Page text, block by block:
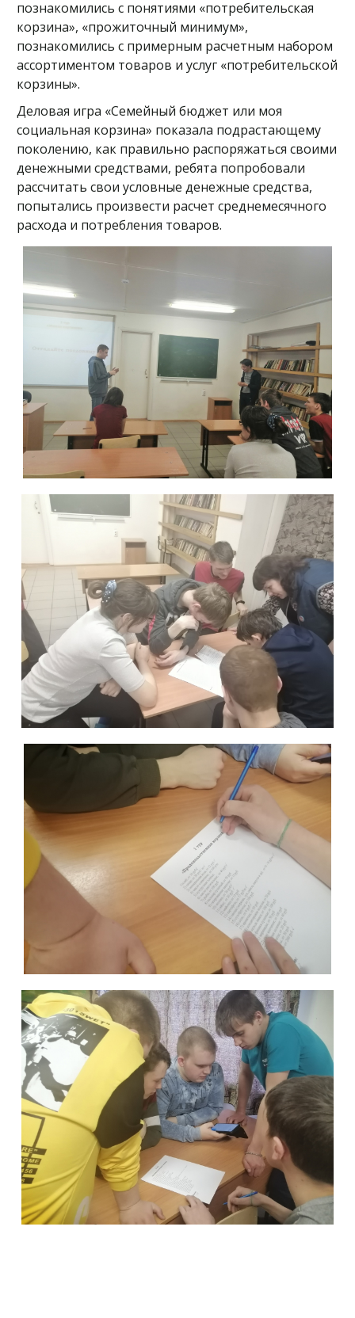
познакомились с понятиями «потребительская
корзина», «прожиточный минимум»,
познакомились с примерным расчетным набором
ассортиментом товаров и услуг «потребительской
корзины».
Деловая игра «Семейный бюджет или моя
социальная корзина» показала подрастающему
поколению, как правильно распоряжаться своими
денежными средствами, ребята попробовали
рассчитать свои условные денежные средства,
попытались произвести расчет среднемесячного
расхода и потребления товаров.